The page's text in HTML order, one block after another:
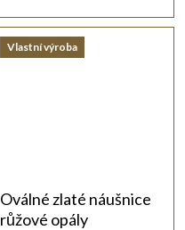
Vlastní výroba
Oválné zlaté náušnice
růžové opály